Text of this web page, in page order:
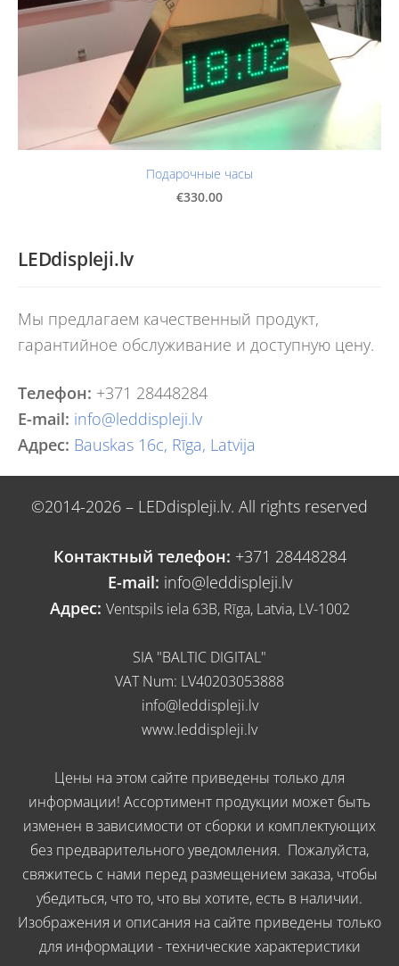
LEDdispleji.lv
Мы предлагаем качественный продукт,
гарантийное обслуживание и доступную цену.
Телефон: +371 28448284
E-mail: info@leddispleji.lv
Адрес: Bauskas 16c, Rīga, Latvija
Подарочные часы
€330.00
©2014-2026 – LEDdispleji.lv. All rights reserved
Контактный телефон: +371 28448284
E-mail: info@leddispleji.lv
Адрес: Ventspils iela 63B, Rīga, Latvia, LV-1002
SIA "BALTIC DIGITAL"
VAT Num: LV40203053888
info@leddispleji.lv
www.leddispleji.lv
Цены на этом сайте приведены только для
информации! Ассортимент продукции может быть
изменен в зависимости от сборки и комплектующих
без предварительного уведомления. Пожалуйста,
свяжитесь с нами перед размещением заказа, чтобы
убедиться, что то, что вы хотите, есть в наличии.
Изображения и описания на сайте приведены только
для информации - технические характеристики